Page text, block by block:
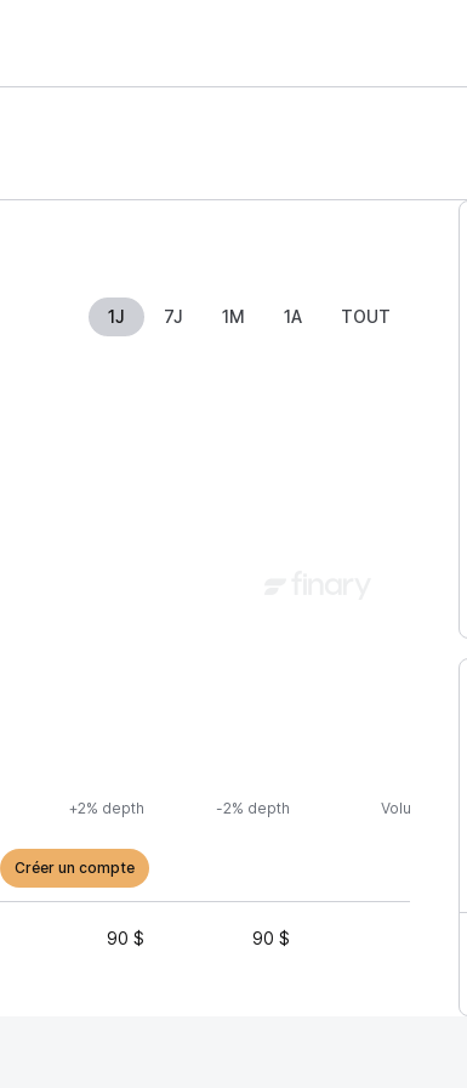
1J 7J 1M 1A TOUT
+2% depth -2% depth Volume (24h)
Créer un compte
90 $ 90 $